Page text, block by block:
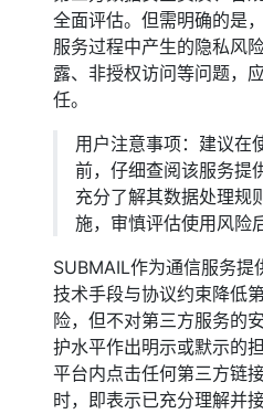
全面评估。但需明确的是
服务过程中产生的隐私风
露、非授权访问等问题，
任。
用户注意事项：建议在
前，仔细查阅该服务提
充分了解其数据处理规
施，审慎评估使用风险
SUBMAIL作为通信服务提
技术手段与协议约束降低
险，但不对第三方服务的
护水平作出明示或默示的
平台内点击任何第三方链
时，即表示已充分理解并